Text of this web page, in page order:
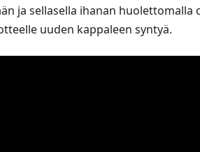
ja sellasella ihanan
uuden kappaleen syntyä.